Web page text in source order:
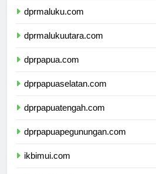
dprmaluku.com
dprmalukuutara.com
dprpapua.com
dprpapuaselatan.com
dprpapuatengah.com
dprpapuapegunungan.com
ikbimui.com